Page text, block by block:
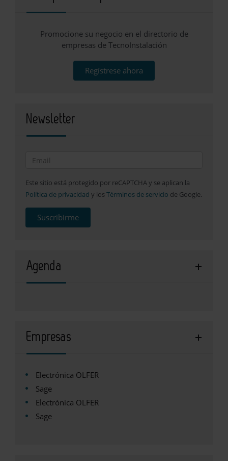
Promocione su negocio en el directorio de
empresas de TecnoInstalación
Regístrese ahora
Newsletter
Este sitio está protegido por reCAPTCHA y se aplican la
Política de privacidad y los Términos de servicio de Google.
Suscribirme
Agenda
Empresas
Electrónica OLFER
Sage
Electrónica OLFER
Sage